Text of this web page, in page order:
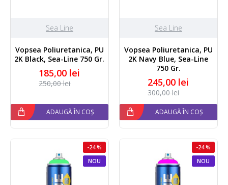
Sea Line
Vopsea Poliuretanica, PU
2K Black, Sea-Line 750 Gr.
185,00 lei
250,00 lei
ADAUGĂ ÎN COȘ
Sea Line
Vopsea Poliuretanica, PU
2K Navy Blue, Sea-Line
750 Gr.
245,00 lei
300,00 lei
ADAUGĂ ÎN COȘ
NOU
-24 %
NOU
-24 %